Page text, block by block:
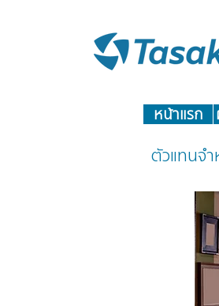
หน้าแรก
ตัวแทนจ